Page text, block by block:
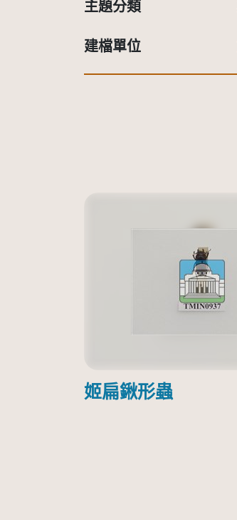
主題分類
建檔單位
姬扁鍬形蟲